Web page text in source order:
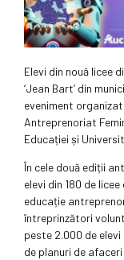
Elevi din nouă licee
‘Jean Bart’ din
eveniment
Antreprenoriat
Educației și
În cele două ediții
elevi din 180 de
educație
întreprinzători
peste 2.000 de
de planuri de